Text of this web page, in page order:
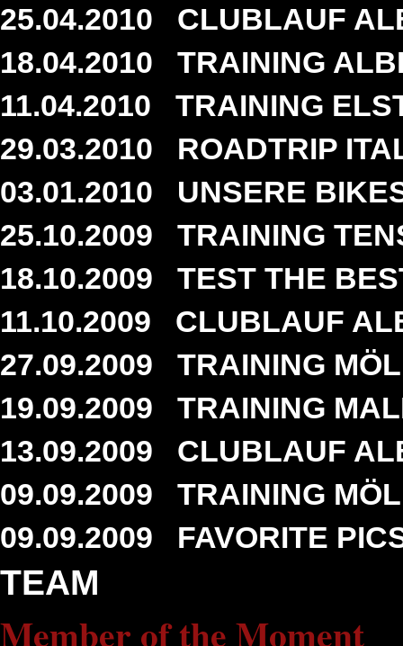
25.04.2010
CLUBLAUF
18.04.2010
TRAINING
11.04.2010
TRAINING
29.03.2010
ROADTRIP
03.01.2010
UNSERE
25.10.2009
TRAINING
18.10.2009
TEST THE
11.10.2009
CLUBLAUF
27.09.2009
TRAINING
19.09.2009
TRAINING
13.09.2009
CLUBLAUF
09.09.2009
TRAINING
09.09.2009
FAVORITE
TEAM
Member of the Moment